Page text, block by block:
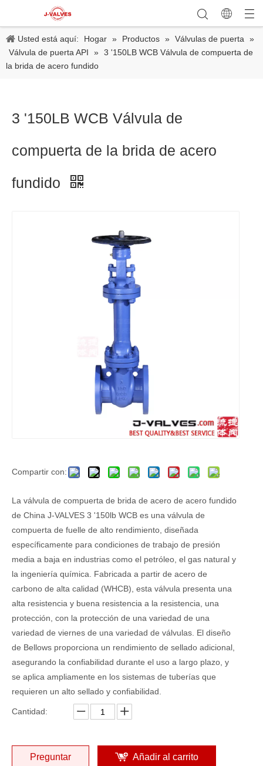
Usted está aquí: Hogar » Productos » Válvulas de puerta
»
Válvula de puerta API
» 3 '150LB WCB Válvula de compuerta de
la brida de acero fundido
3 '150LB WCB Válvula de
compuerta de la brida de acero
fundido
Compartir con:
La válvula de compuerta de brida de acero de acero fundido
de China J-VALVES 3 '150lb WCB es una válvula de
compuerta de fuelle de alto rendimiento, diseñada
específicamente para condiciones de trabajo de presión
media a baja en industrias como el petróleo, el gas natural y
la ingeniería química. Fabricada a partir de acero de
carbono de alta calidad (WHCB), esta válvula presenta una
alta resistencia y buena resistencia a la resistencia, una
protección, con la protección de una variedad de una
variedad de viernes de una variedad de válvulas. El diseño
de Bellows proporciona un rendimiento de sellado adicional,
asegurando la confiabilidad durante el uso a largo plazo, y
se aplica ampliamente en los sistemas de tuberías que
requieren un alto sellado y confiabilidad.
Cantidad:
Preguntar Añadir al carrito